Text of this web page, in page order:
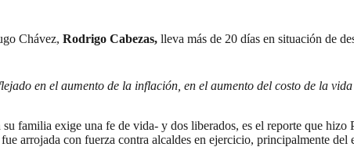
Chávez, Rodrigo Cabezas, lleva más de 20 días en situación de
en el aumento de la inflación, en el aumento del costo de la
familia exige una fe de vida- y dos liberados, es el reporte que
arrojada con fuerza contra alcaldes en ejercicio, principalmente del